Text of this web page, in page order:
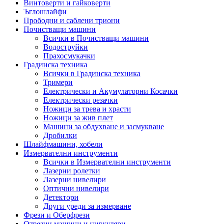
Винтоверти и гайковерти
Ъглошлайфи
Прободни и саблени триони
Почистващи машини
Всички в Почистващи машини
Водоструйки
Прахосмукачки
Градинска техника
Всички в Градинска техника
Тримери
Електрически и Акумулаторни Косачки
Електрически резачки
Ножици за трева и храсти
Ножици за жив плет
Машини за обдухване и засмукване
Дробилки
Шлайфмашини, хобели
Измервателни инструменти
Всички в Измервателни инструменти
Лазерни ролетки
Лазерни нивелири
Оптични нивелири
Детектори
Други уреди за измерване
Фрези и Оберфрези